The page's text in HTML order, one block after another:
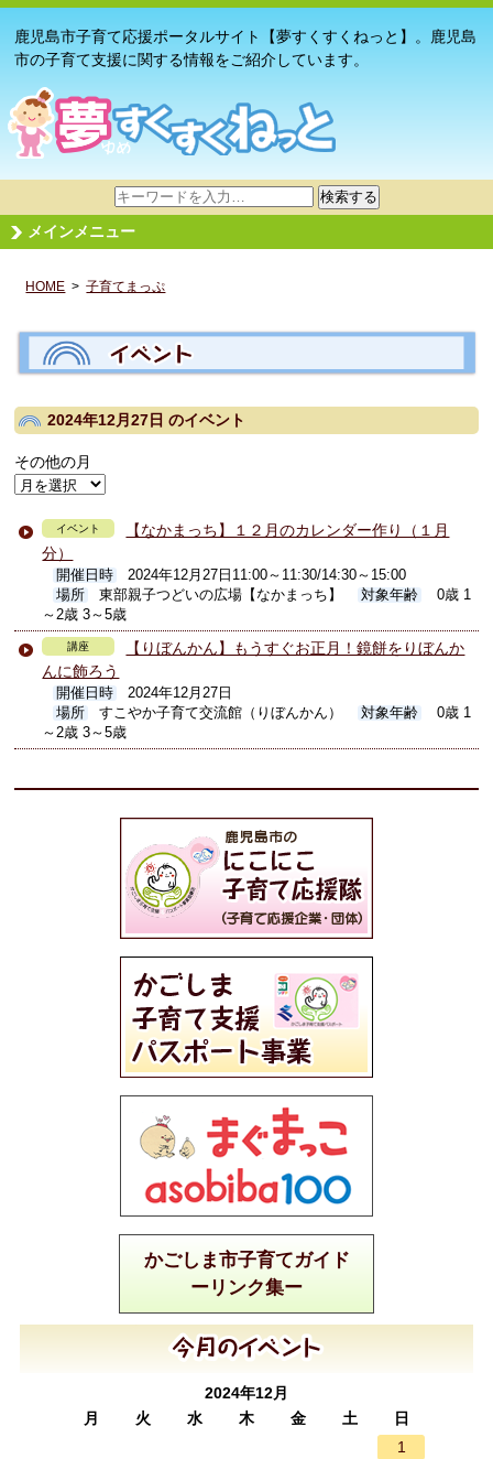
鹿児島市子育て応援ポータルサイト【夢すくすくねっと】。鹿児島
市の子育て支援に関する情報をご紹介しています。
サ
イ
ト
検
検索する
メインメニュー
HOME >子育てまっぷ
2024年12月27日のイベント
その他の月
イベント
【なかまっち】１２月のカレンダー作り（１月
分）
開催日時
2024年12月27日11:00～11:30/14:30～15:00
場所
東部親子つどいの広場【なかまっち】 対象年齢
0歳 1
～2歳 3～5歳
講座
【りぼんかん】もうすぐお正月！鏡餅をりぼんか
んに飾ろう
開催日時
2024年12月27日
場所
すこやか子育て交流館（りぼんかん） 対象年齢
0歳 1
～2歳 3～5歳
かごしま市子育てガイド
ーリンク集ー
2024年12月
月
火 水 木 金 土
日
1